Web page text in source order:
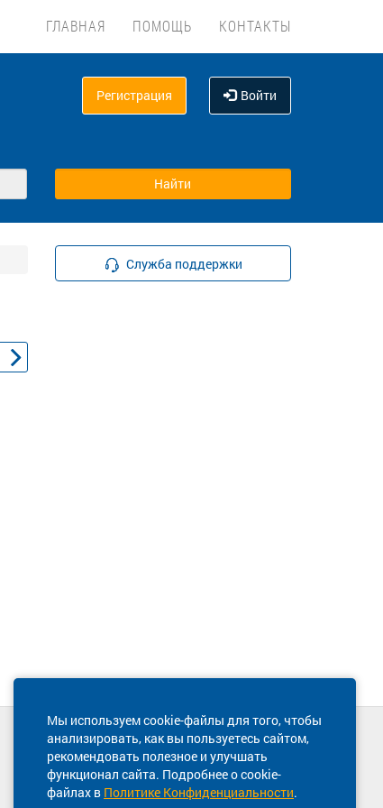
ГЛАВНАЯ ПОМОЩЬ КОНТАКТЫ
Регистрация Войти
Служба поддержки
Мы используем cookie-файлы для того, чтобы
анализировать, как вы пользуетесь сайтом,
рекомендовать полезное и улучшать
функционал сайта. Подробнее о cookie-
файлах в Политике Конфиденциальности.
Техническая поддержка сайта
8 800 600-03-38